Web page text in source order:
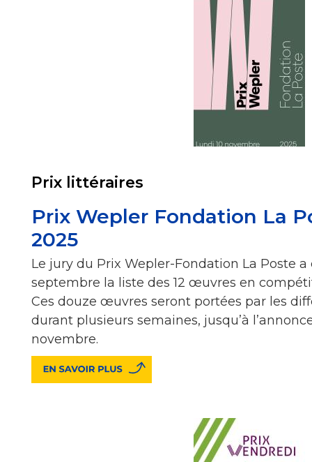
Prix littéraires
Prix Wepler Fondation La
2025
Le jury du Prix Wepler-Fondation La Poste
septembre la liste des 12 œuvres en
Ces douze œuvres seront portées par les
durant plusieurs semaines, jusqu’à
novembre.